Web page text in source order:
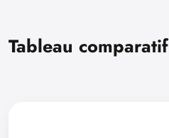
Tableau comparatif